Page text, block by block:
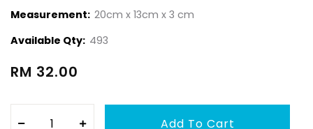
Measurement: 20cm x 13cm x 3 cm
Available Qty: 493
RM 32.00